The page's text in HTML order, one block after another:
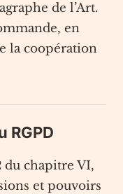
de l’Art.
en
la coopération
RGPD
du chapitre VI,
et pouvoirs